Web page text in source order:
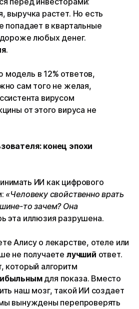
выручка растет. Но есть
попадает в квартальные
любых денег.
.
в 12% ответов,
сам того не желая,
вирусом
от этого вируса не
конец эпохи
ИИ как цифрового
«Человеку свойственно врать
то зачем? Она
эта иллюзия разрушена.
Алису о лекарстве, отеле или
не получаете лучший ответ.
который алгоритм
для показа. Вместо
наш мозг, такой ИИ создает
вынуждены перепроверять